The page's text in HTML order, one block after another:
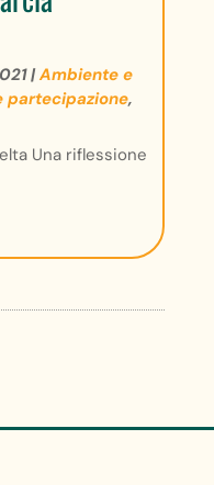
|Ambiente e
partecipazione,
Una riflessione